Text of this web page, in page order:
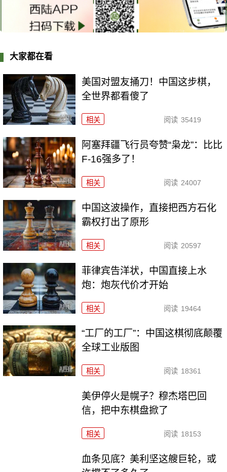
大家都在看
美国对盟友捅刀！中国这步棋，
全世界都看傻了
相关 阅读 35419
阿塞拜疆飞行员夸赞“枭龙”：比比
F-16强多了！
相关 阅读 24007
中国这波操作，直接把西方石化
霸权打出了原形
相关 阅读 20597
菲律宾告洋状，中国直接上水
炮：炮灰代价才开始
相关 阅读 19464
“工厂的工厂”：中国这棋彻底颠覆
全球工业版图
相关 阅读 18361
美伊停火是幌子？穆杰塔巴回
信，把中东棋盘掀了
相关 阅读 18153
血条见底？美利坚这艘巨轮，或